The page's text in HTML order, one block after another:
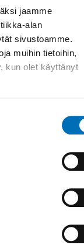
jaamme
alan
sivustoamme.
muihin tietoihin,
kun olet käyttänyt
med ett
hälsosamt